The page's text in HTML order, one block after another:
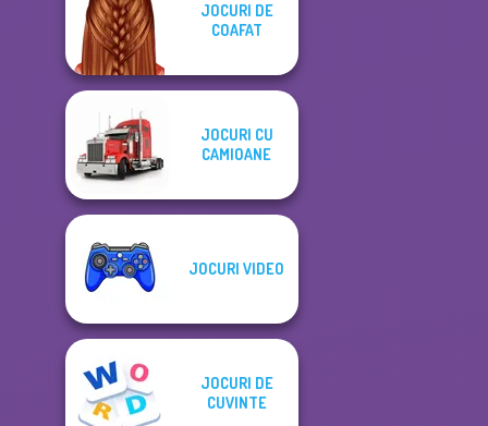
JOCURI DE
COAFAT
JOCURI CU
CAMIOANE
JOCURI VIDEO
JOCURI DE
CUVINTE